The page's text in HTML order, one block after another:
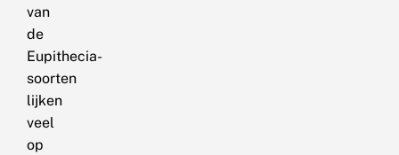
van
de
Eupithecia-
soorten
lijken
veel
op